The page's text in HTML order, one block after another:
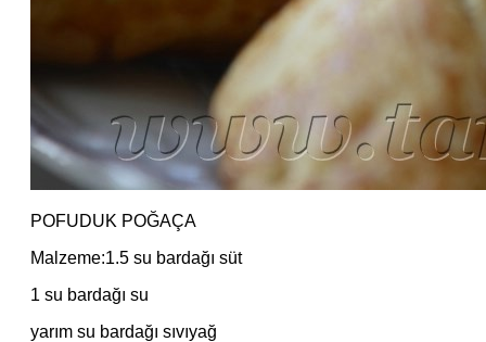
POFUDUK POĞAÇA
Malzeme:1.5 su bardağı süt
1 su bardağı su
yarım su bardağı sıvıyağ